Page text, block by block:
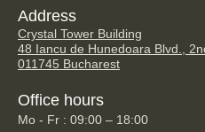
Address
Crystal Tower Building
48 Iancu de Hunedoara Blvd.,
011745 Bucharest
Office hours
Mo - Fr : 09:00 – 18:00